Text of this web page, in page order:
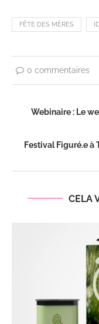
FÊTE DES MÈRES
0 commentaires
Webinaire : Le
Festival Figuré.e à
CELA